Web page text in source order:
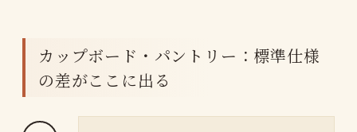
カップボード・パントリー：標準仕様
の差がここに出る